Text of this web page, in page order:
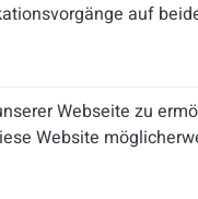
auf
von
auch das
ist nicht
das Chaos!
Webseite zu
Website